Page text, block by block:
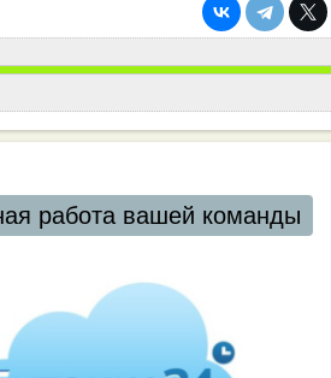
работа вашей команды